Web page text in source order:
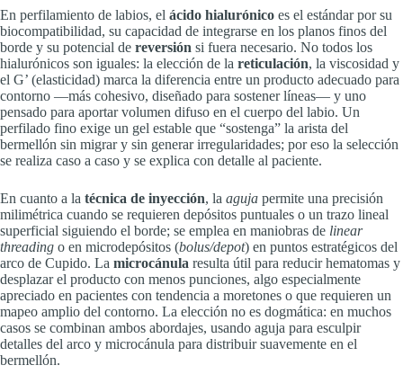
En perfilamiento de labios, el ácido hialurónico es el estándar por su
biocompatibilidad, su capacidad de integrarse en los planos finos del
borde y su potencial de reversión si fuera necesario. No todos los
hialurónicos son iguales: la elección de la reticulación, la viscosidad y
el G’ (elasticidad) marca la diferencia entre un producto adecuado para
contorno —más cohesivo, diseñado para sostener líneas— y uno
pensado para aportar volumen difuso en el cuerpo del labio. Un
perfilado fino exige un gel estable que “sostenga” la arista del
bermellón sin migrar y sin generar irregularidades; por eso la selección
se realiza caso a caso y se explica con detalle al paciente.
En cuanto a la técnica de inyección, la aguja permite una precisión
milimétrica cuando se requieren depósitos puntuales o un trazo lineal
superficial siguiendo el borde; se emplea en maniobras de linear
threading o en microdepósitos (bolus/depot) en puntos estratégicos del
arco de Cupido. La microcánula resulta útil para reducir hematomas y
desplazar el producto con menos punciones, algo especialmente
apreciado en pacientes con tendencia a moretones o que requieren un
mapeo amplio del contorno. La elección no es dogmática: en muchos
casos se combinan ambos abordajes, usando aguja para esculpir
detalles del arco y microcánula para distribuir suavemente en el
bermellón.